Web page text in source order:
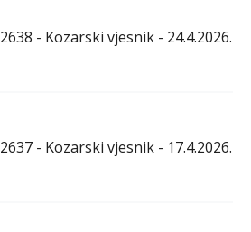
2638 - Kozarski vjesnik - 24.4.2026.
2637 - Kozarski vjesnik - 17.4.2026.